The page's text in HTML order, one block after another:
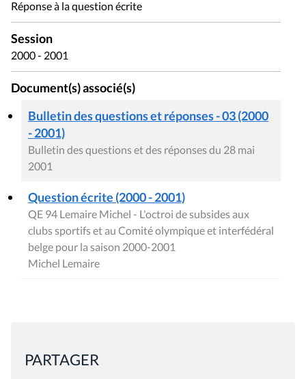
Réponse à la question écrite
Session
2000 - 2001
Document(s) associé(s)
Bulletin des questions et réponses - 03 (2000
- 2001)
Bulletin des questions et des réponses du 28 mai
2001
Question écrite (2000 - 2001)
QE 94 Lemaire Michel - L'octroi de subsides aux
clubs sportifs et au Comité olympique et interfédéral
belge pour la saison 2000-2001
Michel Lemaire
PARTAGER